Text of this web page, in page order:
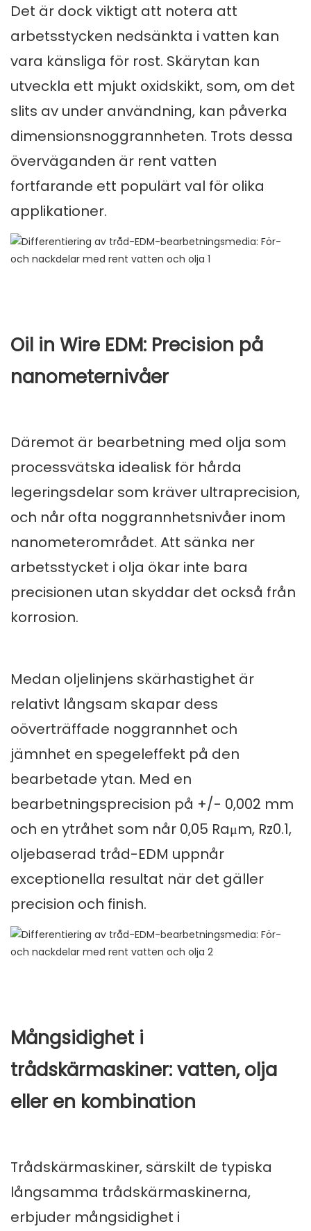
Det är dock viktigt att notera att
arbetsstycken nedsänkta i vatten kan
vara känsliga för rost. Skärytan kan
utveckla ett mjukt oxidskikt, som, om det
slits av under användning, kan påverka
dimensionsnoggrannheten. Trots dessa
överväganden är rent vatten
fortfarande ett populärt val för olika
applikationer.
Oil in Wire EDM: Precision på
nanometernivåer
Däremot är bearbetning med olja som
processvätska idealisk för hårda
legeringsdelar som kräver ultraprecision,
och når ofta noggrannhetsnivåer inom
nanometerområdet. Att sänka ner
arbetsstycket i olja ökar inte bara
precisionen utan skyddar det också från
korrosion.
Medan oljelinjens skärhastighet är
relativt långsam skapar dess
oöverträffade noggrannhet och
jämnhet en spegeleffekt på den
bearbetade ytan. Med en
bearbetningsprecision på +/- 0,002 mm
och en ytråhet som når 0,05 Raμm, Rz0.1,
oljebaserad tråd-EDM uppnår
exceptionella resultat när det gäller
precision och finish.
Mångsidighet i
trådskärmaskiner: vatten, olja
eller en kombination
Trådskärmaskiner, särskilt de typiska
långsamma trådskärmaskinerna,
erbjuder mångsidighet i